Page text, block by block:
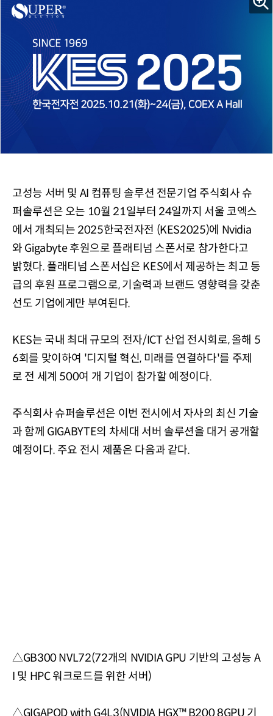
고성능 서버 및 AI 컴퓨팅 솔루션 전문기업 주식회사 슈
퍼솔루션은 오는 10월 21일부터 24일까지 서울 코엑스
에서 개최되는 2025한국전자전 (KES2025)에 Nvidia
와 Gigabyte 후원으로 플래티넘 스폰서로 참가한다고
밝혔다. 플래티넘 스폰서십은 KES에서 제공하는 최고 등
급의 후원 프로그램으로, 기술력과 브랜드 영향력을 갖춘
선도 기업에게만 부여된다.
KES는 국내 최대 규모의 전자/ICT 산업 전시회로, 올해 5
6회를 맞이하여 '디지털 혁신, 미래를 연결하다'를 주제
로 전 세계 500여 개 기업이 참가할 예정이다.
주식회사 슈퍼솔루션은 이번 전시에서 자사의 최신 기술
과 함께 GIGABYTE의 차세대 서버 솔루션을 대거 공개할
예정이다. 주요 전시 제품은 다음과 같다.
△GB300 NVL72(72개의 NVIDIA GPU 기반의 고성능 A
I 및 HPC 워크로드를 위한 서버)
△GIGAPOD with G4L3(NVIDIA HGX™ B200 8GPU 기